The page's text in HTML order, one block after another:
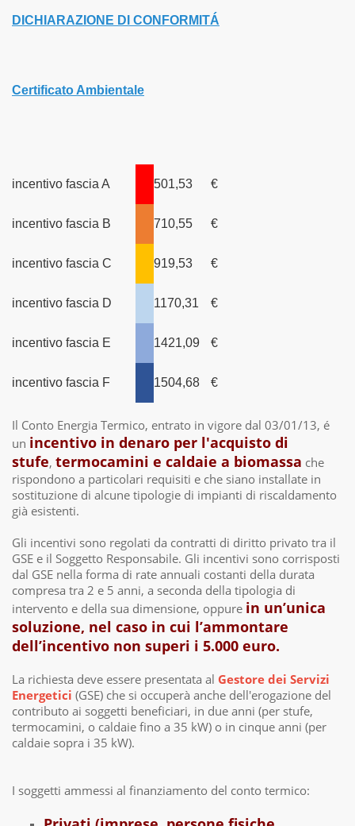
DICHIARAZIONE DI CONFORMITÁ
Certificato Ambientale
incentivo fascia A 501,53 €
incentivo fascia B 710,55 €
incentivo fascia C 919,53 €
incentivo fascia D 1170,31 €
incentivo fascia E 1421,09 €
incentivo fascia F 1504,68 €
Il Conto Energia Termico, entrato in vigore dal 03/01/13, é
un incentivo in denaro per l'acquisto di
stufe, termocamini e caldaie a biomassa che
rispondono a particolari requisiti e che siano installate in
sostituzione di alcune tipologie di impianti di riscaldamento
già esistenti.
Gli incentivi sono regolati da contratti di diritto privato tra il
GSE e il Soggetto Responsabile. Gli incentivi sono corrisposti
dal GSE nella forma di rate annuali costanti della durata
compresa tra 2 e 5 anni, a seconda della tipologia di
intervento e della sua dimensione, oppure in un’unica
soluzione, nel caso in cui l’ammontare
dell’incentivo non superi i 5.000 euro.
La richiesta deve essere presentata al Gestore dei Servizi
Energetici (GSE) che si occuperà anche dell'erogazione del
contributo ai soggetti beneficiari, in due anni (per stufe,
termocamini, o caldaie fino a 35 kW) o in cinque anni (per
caldaie sopra i 35 kW).
I soggetti ammessi al finanziamento del conto termico: